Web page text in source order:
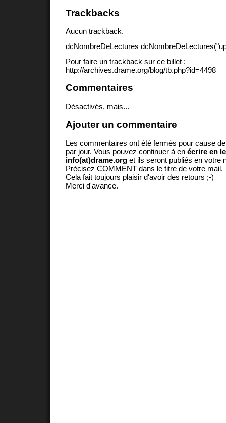
Trackbacks
Aucun trackback.
dcNombreDeLectures
Pour faire un trackback sur ce billet :
http://archives.drame.org/blog/tb.php?id=4498
Commentaires
Désactivés, mais...
Ajouter un commentaire
Les commentaires ont été fermés pour cause
par jour. Vous pouvez continuer à en écrire en
info(at)drame.org et ils seront publiés en votre
Précisez COMMENT dans le titre de votre mail.
Cela fait toujours plaisir d'avoir des retours ;-)
Merci d'avance.